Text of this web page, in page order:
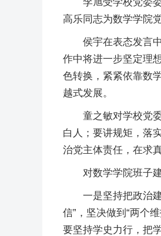
高乐同志为数学学院
侯宇在表态发言
作中将进一步坚定理
色转换，紧紧依靠数
越式发展。
童之敏对学校党
白人；要讲规矩，落
治党主体责任，在求
对数学学院班子
一是坚持把政治
信”，坚决做到“两个
要坚持学史力行，把